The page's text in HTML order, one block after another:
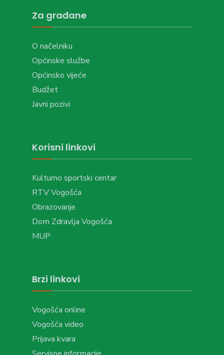
Za građane
O načelniku
Općinske službe
Općinsko vijeće
Budžet
Javni pozivi
Korisni linkovi
Kulturno sportski centar
RTV Vogošća
Obrazovanje
Dom Zdravlja Vogošća
MUP
Brzi linkovi
Vogošća online
Vogošća video
Prijava kvara